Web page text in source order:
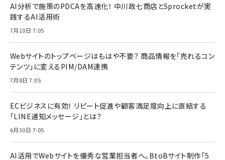
AI分析で施策のPDCAを高速化！ 中川政七商店とSprocketが実
践するAI活用術
7月10日 7:05
Webサイトのトップページはもはや不要？ 商品情報を「売れるコン
テンツ」に変えるPIM/DAM連携
7月8日 7:05
ECビジネスに有効！ リピート促進や顧客満足度向上に直結する
「LINE通知メッセージ」とは？
6月30日 7:05
AI活用でWebサイトを優秀な営業担当者へ。BtoBサイト制作「5